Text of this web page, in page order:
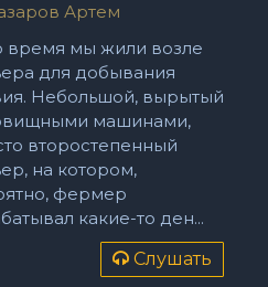
Артем
время мы жили возле
для добывания
Небольшой, вырытый
машинами,
второстепенный
на котором,
фермер
какие-то ден...
Слушать